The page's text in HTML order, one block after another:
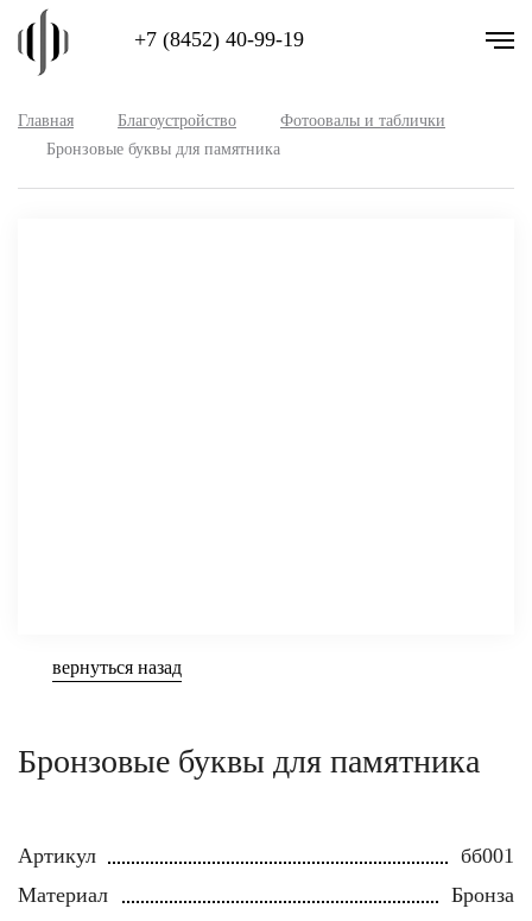
+7 (8452) 40-99-19
Главная Благоустройство
Фотоовалы и таблички
Бронзовые буквы для памятника
вернуться назад
Бронзовые буквы для памятника
Артикул
бб001
Материал
Бронза